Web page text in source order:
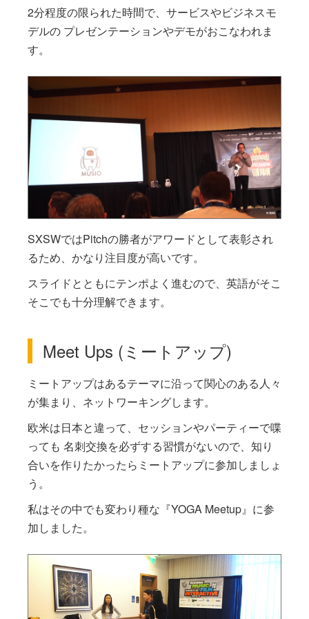
2分程度の限られた時間で、サービスやビジネスモ
デルの プレゼンテーションやデモがおこなわれま
す。
SXSWではPitchの勝者がアワードとして表彰され
るため、かなり注目度が高いです。
スライドとともにテンポよく進むので、英語がそこ
そこでも十分理解できます。
Meet Ups (ミートアップ)
ミートアップはあるテーマに沿って関心のある人々
が集まり、ネットワーキングします。
欧米は日本と違って、セッションやパーティーで喋
っても 名刺交換を必ずする習慣がないので、知り
合いを作りたかったらミートアップに参加しましょ
う。
私はその中でも変わり種な『YOGA Meetup』に参
加しました。